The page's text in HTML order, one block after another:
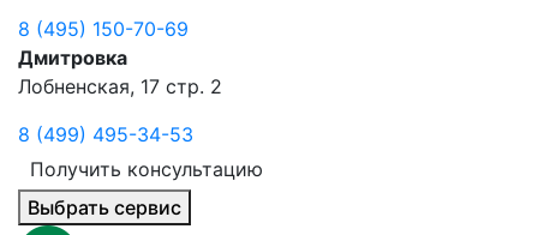
8 (495) 150-70-69
Дмитровка
Лобненская, 17 стр. 2
8 (499) 495-34-53
Получить консультацию
Выбрать сервис